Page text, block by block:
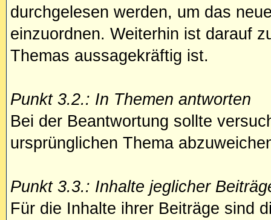
durchgelesen werden, um das
einzuordnen. Weiterhin ist darauf
Themas aussagekräftig ist.
Punkt 3.2.: In Themen antworten
Bei der Beantwortung sollte
ursprünglichen Thema
Punkt 3.3.: Inhalte jeglicher
Für die Inhalte ihrer Beiträge sind